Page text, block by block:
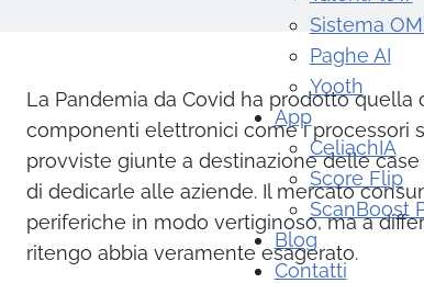
Sistema
Paghe AI
Yooth
App
CeliachIA
Score Flip
ScanBoost
Blog
Contatti
La Pandemia da Covid ha prodotto quella
componenti elettronici come i processori
provviste giunte a destinazione delle
di dedicarle alle aziende. Il mercato
periferiche in modo vertiginoso, ma a
ritengo abbia veramente esagerato.